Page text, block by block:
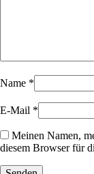
Name *
E-Mail *
Meinen Namen,
diesem Browser für